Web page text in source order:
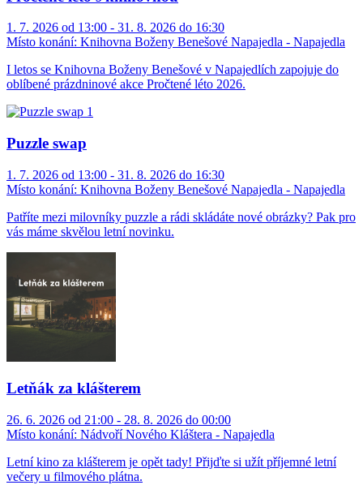
1. 7. 2026 od 13:00 - 31. 8. 2026 do 16:30
Místo konání: Knihovna Boženy Benešové Napajedla - Napajedla
I letos se Knihovna Boženy Benešové v Napajedlích zapojuje do
oblíbené prázdninové akce Pročtené léto 2026.
Puzzle swap
1. 7. 2026 od 13:00 - 31. 8. 2026 do 16:30
Místo konání: Knihovna Boženy Benešové Napajedla - Napajedla
Patříte mezi milovníky puzzle a rádi skládáte nové obrázky? Pak pro
vás máme skvělou letní novinku.
Letňák za klášterem
26. 6. 2026 od 21:00 - 28. 8. 2026 do 00:00
Místo konání: Nádvoří Nového Kláštera - Napajedla
Letní kino za klášterem je opět tady! Přijďte si užít příjemné letní
večery u filmového plátna.